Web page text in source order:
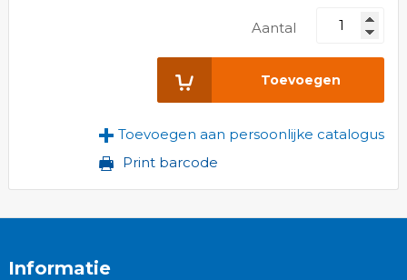
Aantal
Toevoegen
Toevoegen aan persoonlijke catalogus
Print barcode
Informatie